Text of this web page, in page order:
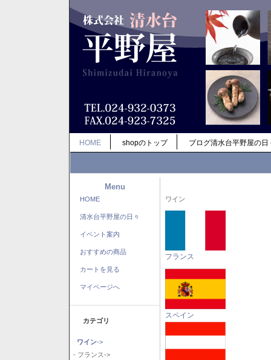
HOME shopのトップ ブログ清水台平野屋の日
Menu
HOME
清水台平野屋の日々
イベント案内
おすすめの商品
カートを見る
マイページへ
カテゴリ
ワイン->
- フランス->
ワイン
フランス
スペイン